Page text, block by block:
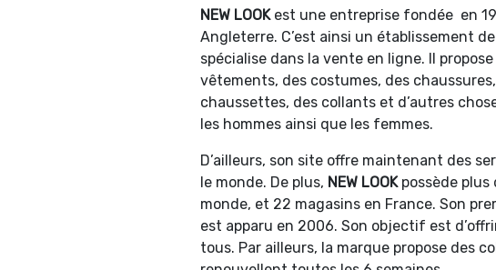
NEW LOOKest une entreprise fondée en
Angleterre. C’est ainsi un établissement
spécialise dans la vente en ligne. Il
vêtements, des costumes, des
chaussettes, des collants et d’autres
les hommes ainsi que les femmes.
D’ailleurs, son site offre maintenant des
le monde. De plus, NEW LOOKpossède plus
monde, et 22 magasins en France. Son
est apparu en 2006. Son objectif est
tous. Par ailleurs, la marque propose des